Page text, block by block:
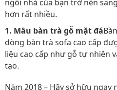
ngôi nhà của bạn trở nên
hơn rất nhiều.
1. Mẫu bàn trà gỗ mặt đá
dòng bàn trà sofa cao cấp
liệu cao cấp như gỗ tự nhiên
tạo.
Năm 2018 – Hãy sở hữu